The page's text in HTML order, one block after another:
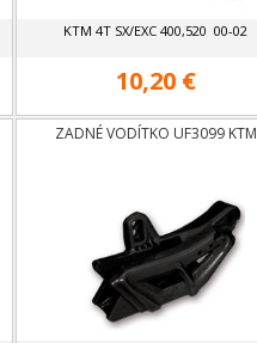
KTM 4T SX/EXC 400,520 00-02
10,20 €
ZADNÉ VODÍTKO UF3099 KTM